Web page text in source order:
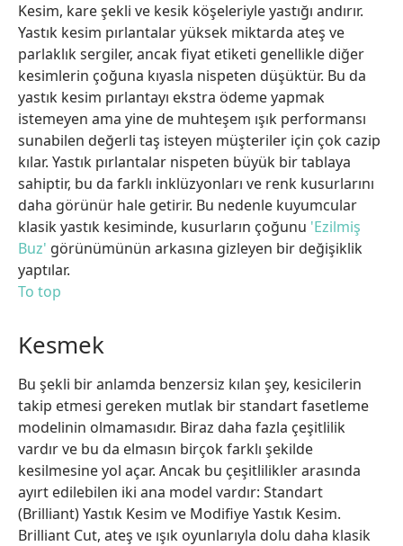
Kesim, kare şekli ve kesik köşeleriyle yastığı andırır.
Yastık kesim pırlantalar yüksek miktarda ateş ve
parlaklık sergiler, ancak fiyat etiketi genellikle diğer
kesimlerin çoğuna kıyasla nispeten düşüktür. Bu da
yastık kesim pırlantayı ekstra ödeme yapmak
istemeyen ama yine de muhteşem ışık performansı
sunabilen değerli taş isteyen müşteriler için çok cazip
kılar. Yastık pırlantalar nispeten büyük bir tablaya
sahiptir, bu da farklı inklüzyonları ve renk kusurlarını
daha görünür hale getirir. Bu nedenle kuyumcular
klasik yastık kesiminde, kusurların çoğunu 'Ezilmiş
Buz' görünümünün arkasına gizleyen bir değişiklik
yaptılar.
To top
Kesmek
Bu şekli bir anlamda benzersiz kılan şey, kesicilerin
takip etmesi gereken mutlak bir standart fasetleme
modelinin olmamasıdır. Biraz daha fazla çeşitlilik
vardır ve bu da elmasın birçok farklı şekilde
kesilmesine yol açar. Ancak bu çeşitlilikler arasında
ayırt edilebilen iki ana model vardır: Standart
(Brilliant) Yastık Kesim ve Modifiye Yastık Kesim.
Brilliant Cut, ateş ve ışık oyunlarıyla dolu daha klasik